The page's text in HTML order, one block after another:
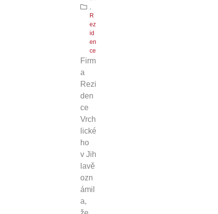
,
R
ez
id
en
ce
Firm
a
Rezi
den
ce
Vrch
lické
ho
v Jih
lavě
ozn
ámil
a,